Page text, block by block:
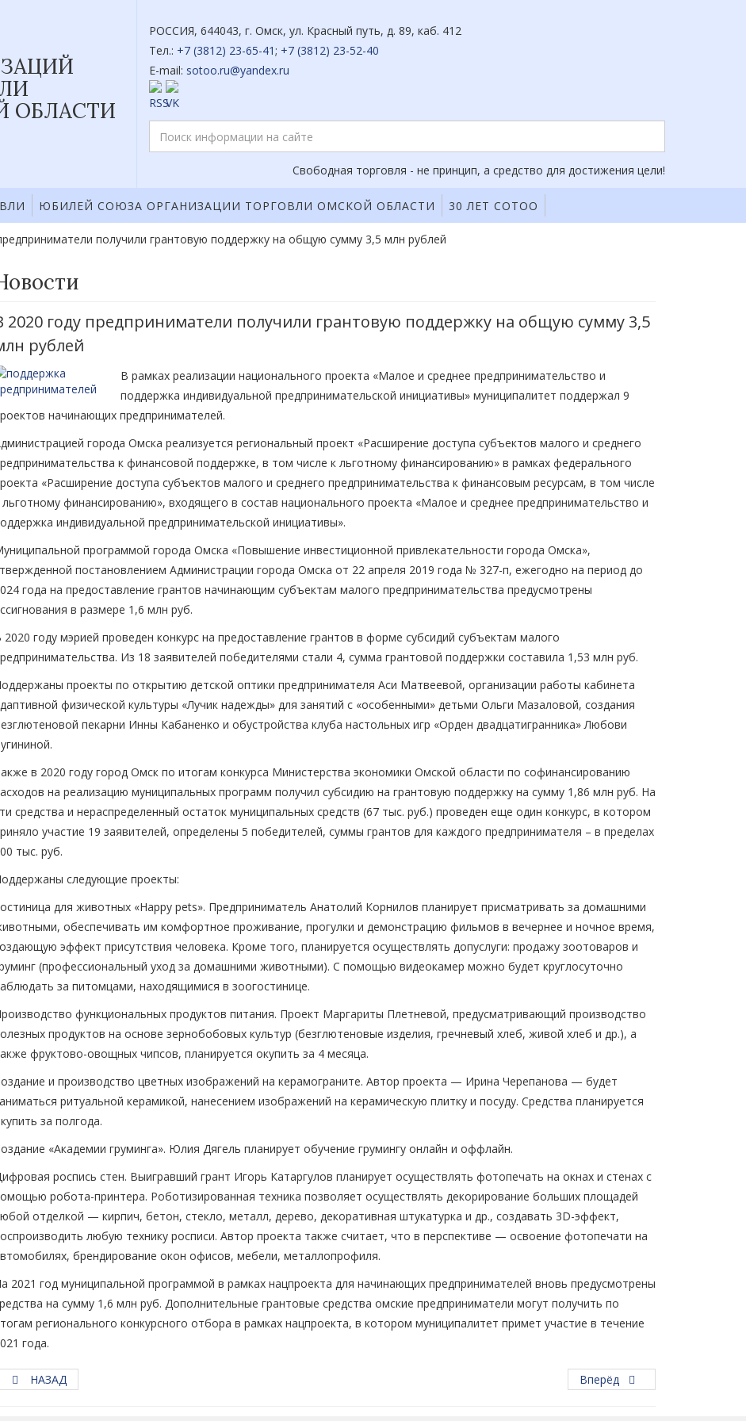
ОБЛАСТИ
РОССИЯ, 644043, г. Омск, ул. Красный путь, д. 89, каб. 412
Тел.: +7 (3812) 23-65-41; +7 (3812) 23-52-40
E-mail: sotoo.ru@yandex.ru
Свободная торговля - не принцип, а средство для достижения цели!
ЮБИЛЕЙ СОЮЗА ОРГАНИЗАЦИИ ТОРГОВЛИ ОМСКОЙ ОБЛАСТИ 30 ЛЕТ СОТОО
получили грантовую поддержку на общую сумму 3,5 млн рублей
2020 году предприниматели получили грантовую поддержку на общую сумму 3,5
рублей
В рамках реализации национального проекта «Малое и среднее предпринимательство и
поддержка индивидуальной предпринимательской инициативы» муниципалитет поддержал 9
начинающих предпринимателей.
города Омска реализуется региональный проект «Расширение доступа субъектов малого и среднего
к финансовой поддержке, в том числе к льготному финансированию» в рамках федерального
«Расширение доступа субъектов малого и среднего предпринимательства к финансовым ресурсам, в том числе
льготному финансированию», входящего в состав национального проекта «Малое и среднее предпринимательство и
индивидуальной предпринимательской инициативы».
программой города Омска «Повышение инвестиционной привлекательности города Омска»,
постановлением Администрации города Омска от 22 апреля 2019 года № 327-п, ежегодно на период до
года на предоставление грантов начинающим субъектам малого предпринимательства предусмотрены
в размере 1,6 млн руб.
2020 году мэрией проведен конкурс на предоставление грантов в форме субсидий субъектам малого
Из 18 заявителей победителями стали 4, сумма грантовой поддержки составила 1,53 млн руб.
проекты по открытию детской оптики предпринимателя Аси Матвеевой, организации работы кабинета
физической культуры «Лучик надежды» для занятий с «особенными» детьми Ольги Мазаловой, создания
пекарни Инны Кабаненко и обустройства клуба настольных игр «Орден двадцатигранника» Любови
в 2020 году город Омск по итогам конкурса Министерства экономики Омской области по софинансированию
на реализацию муниципальных программ получил субсидию на грантовую поддержку на сумму 1,86 млн руб. На
средства и нераспределенный остаток муниципальных средств (67 тыс. руб.) проведен еще один конкурс, в котором
участие 19 заявителей, определены 5 победителей, суммы грантов для каждого предпринимателя – в пределах
тыс. руб.
следующие проекты:
для животных «Happy pets». Предприниматель Анатолий Корнилов планирует присматривать за домашними
обеспечивать им комфортное проживание, прогулки и демонстрацию фильмов в вечернее и ночное время,
эффект присутствия человека. Кроме того, планируется осуществлять допуслуги: продажу зоотоваров и
(профессиональный уход за домашними животными). С помощью видеокамер можно будет круглосуточно
за питомцами, находящимися в зоогостинице.
функциональных продуктов питания. Проект Маргариты Плетневой, предусматривающий производство
продуктов на основе зернобобовых культур (безглютеновые изделия, гречневый хлеб, живой хлеб и др.), а
фруктово-овощных чипсов, планируется окупить за 4 месяца.
и производство цветных изображений на керамограните. Автор проекта — Ирина Черепанова — будет
ритуальной керамикой, нанесением изображений на керамическую плитку и посуду. Средства планируется
за полгода.
«Академии груминга». Юлия Дягель планирует обучение грумингу онлайн и оффлайн.
роспись стен. Выигравший грант Игорь Катаргулов планирует осуществлять фотопечать на окнах и стенах с
робота-принтера. Роботизированная техника позволяет осуществлять декорирование больших площадей
отделкой — кирпич, бетон, стекло, металл, дерево, декоративная штукатурка и др., создавать 3D-эффект,
любую технику росписи. Автор проекта также считает, что в перспективе — освоение фотопечати на
брендирование окон офисов, мебели, металлопрофиля.
2021 год муниципальной программой в рамках нацпроекта для начинающих предпринимателей вновь предусмотрены
на сумму 1,6 млн руб. Дополнительные грантовые средства омские предприниматели могут получить по
регионального конкурсного отбора в рамках нацпроекта, в котором муниципалитет примет участие в течение
года.
НАЗАД Вперёд